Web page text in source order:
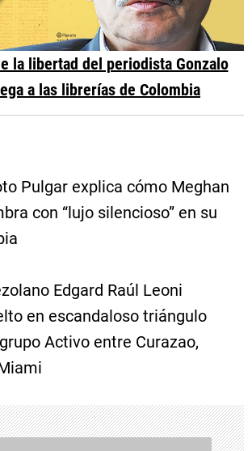
la libertad del periodista Gonzalo
a las librerías de Colombia
Pulgar explica cómo Meghan
con “lujo silencioso” en su
Edgard Raúl Leoni
en escandaloso triángulo
Activo entre Curazao,